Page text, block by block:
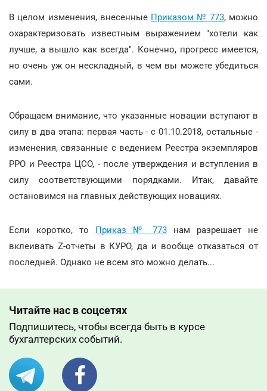
В целом изменения, внесенные Приказом № 773, можно
охарактеризовать известным выражением "хотели как
лучше, а вышло как всегда". Конечно, прогресс имеется,
но очень уж он нескладный, в чем вы можете убедиться
сами.
Обращаем внимание, что указанные новации вступают в
силу в два этапа: первая часть - с 01.10.2018, остальные -
изменения, связанные с ведением Реестра экземпляров
РРО и Реестра ЦСО, - после утверждения и вступления в
силу соответствующими порядками. Итак, давайте
остановимся на главных действующих новациях.
Если коротко, то Приказ № 773 нам разрешает не
вклеивать Z-отчеты в КУРО, да и вообще отказаться от
последней. Однако не всем это можно делать...
Читайте нас в соцсетях
Подпишитесь, чтобы всегда быть в курсе
бухгалтерских событий.